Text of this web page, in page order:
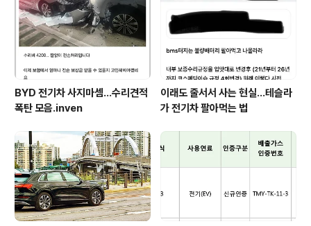
ocrat @ it’s electric
BYD 전기차 사지마셈...수리견적
폭탄 모음.inven
이래도 줄서서 사는 현실…테슬라
가 전기차 팔아먹는 법